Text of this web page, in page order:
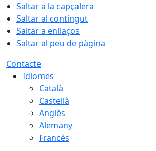
Saltar a la capçalera
Saltar al contingut
Saltar a enllaços
Saltar al peu de pàgina
Contacte
Idiomes
Català
Castellà
Anglès
Alemany
Francès